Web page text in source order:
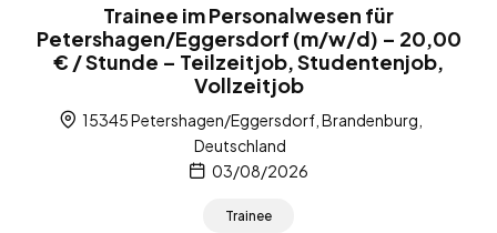
Trainee im Personalwesen für
Petershagen/Eggersdorf (m/w/d) – 20,00
€ / Stunde – Teilzeitjob, Studentenjob,
Vollzeitjob
15345 Petershagen/Eggersdorf, Brandenburg,
Deutschland
03/08/2026
Trainee